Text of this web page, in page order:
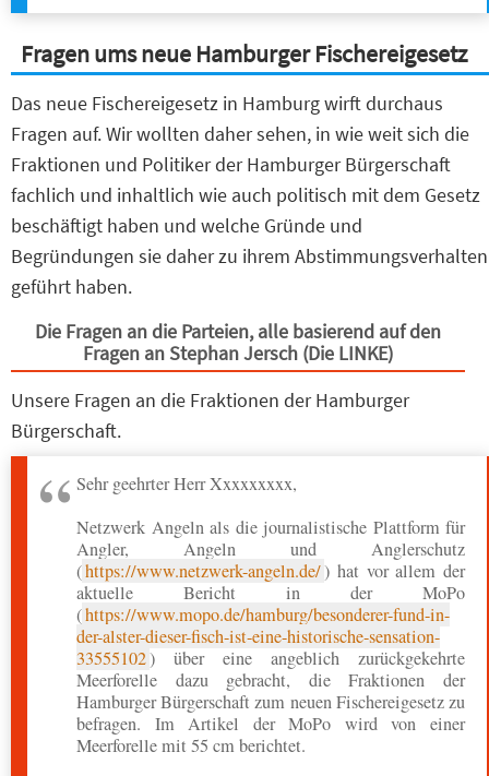
Fragen ums neue Hamburger Fischereigesetz
Das neue Fischereigesetz in Hamburg wirft durchaus
Fragen auf. Wir wollten daher sehen, in wie weit sich die
Fraktionen und Politiker der Hamburger Bürgerschaft
fachlich und inhaltlich wie auch politisch mit dem Gesetz
beschäftigt haben und welche Gründe und
Begründungen sie daher zu ihrem Abstimmungsverhalten
geführt haben.
Die Fragen an die Parteien, alle basierend auf den
Fragen an Stephan Jersch (Die LINKE)
Unsere Fragen an die Fraktionen der Hamburger
Bürgerschaft.
Sehr geehrter Herr Xxxxxxxxx,
Netzwerk Angeln als die journalistische Plattform für
Angler, Angeln und Anglerschutz
(https://www.netzwerk-angeln.de/) hat vor allem der
aktuelle Bericht in der MoPo
(https://www.mopo.de/hamburg/besonderer-fund-in-
der-alster-dieser-fisch-ist-eine-historische-sensation-
33555102) über eine angeblich zurückgekehrte
Meerforelle dazu gebracht, die Fraktionen der
Hamburger Bürgerschaft zum neuen Fischereigesetz zu
befragen. Im Artikel der MoPo wird von einer
Meerforelle mit 55 cm berichtet.